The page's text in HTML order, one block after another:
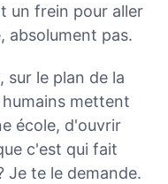
un frein pour aller
absolument pas.
sur le plan de la
mettent
école, d'ouvrir
c'est qui fait
Je te le demande.